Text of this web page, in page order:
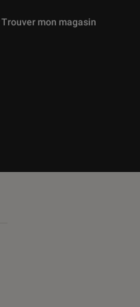
vous être proposées
Trouver mon magasin